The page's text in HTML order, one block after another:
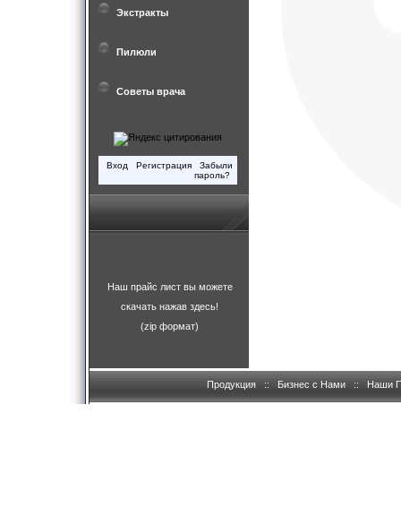
Экстракты
Пилюли
Советы врача
Вход Регистрация
Забыли
пароль?
Наш прайс лист вы можете
скачать нажав здесь!
(zip формат)
Продукция :: Бизнес с Нами :: Наши